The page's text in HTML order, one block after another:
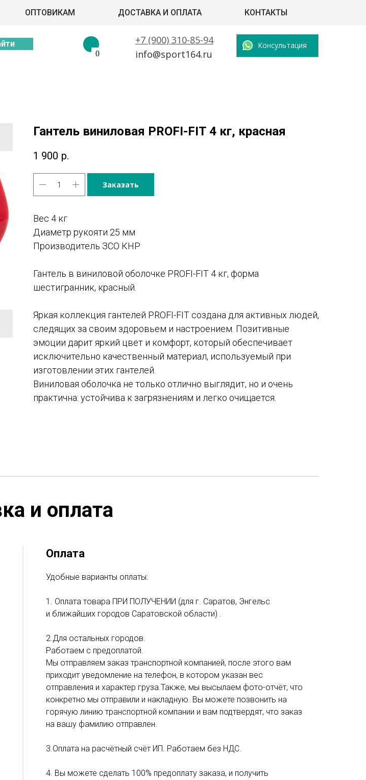
+7 (900) 310-85-94 Консультация
0 info@sport164.ru
ОПТОВИКАМ ДОСТАВКА И ОПЛАТА КОНТАКТЫ
Гантель виниловая PROFI-FIT 4 кг, красная
1 900 р.
Заказать
Вес 4 кг
Диаметр рукояти 25 мм
Производитель ЗСО КНР
Гантель в виниловой оболочке PROFI-FIT 4 кг, форма
шестигранник, красный.
Яркая коллекция гантелей PROFI-FIT создана для активных людей,
следящих за своим здоровьем и настроением. Позитивные
эмоции дарит яркий цвет и комфорт, который обеспечивает
исключительно качественный материал, используемый при
изготовлении этих гантелей.
Виниловая оболочка не только отлично выглядит, но и очень
практична: устойчива к загрязнениям и легко очищается.
и оплата
Оплата
Удобные варианты оплаты:
1. Оплата товара ПРИ ПОЛУЧЕНИИ (для г. Саратов, Энгельс
и ближайших городов Саратовской области) .
2.Для остальных городов.
Работаем с предоплатой.
Мы отправляем заказ транспортной компанией, после этого вам
приходит уведомление на телефон, в котором указан вес
отправления и характер груза.Также, мы высылаем фото-отчёт, что
конкретно мы отправили и накладную. Вы можете позвонить на
горячую линию транспортной компании и вам подтвердят, что заказ
на вашу фамилию отправлен.
3.Оплата на расчётный счёт ИП. Работаем без НДС.
4. Вы можете сделать 100% предоплату заказа, и получить